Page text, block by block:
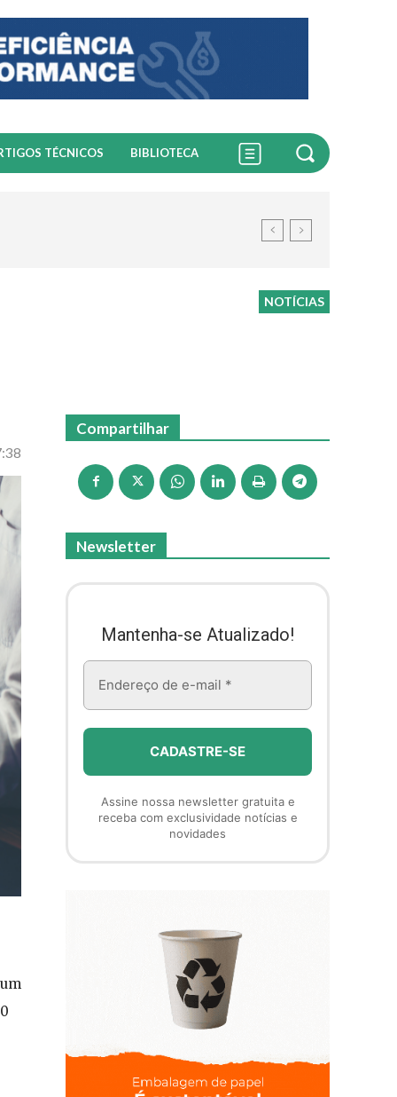
TÉCNICOS BIBLIOTECA
NOTÍCIAS
Compartilhar
Newsletter
Mantenha-se Atualizado!
Assine nossa newsletter gratuita e
receba com exclusividade notícias e
novidades